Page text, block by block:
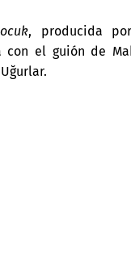
, producida
con el guión de